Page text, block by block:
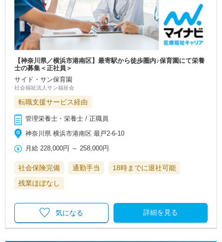
【神奈川県／横浜市港南区】最寄駅から徒歩圏内♪保育園にて栄養
士の募集＜正社員＞
サイド・サン保育園
社会福祉法人サン福祉会
転職支援サービス経由
管理栄養士・栄養士 / 正職員
神奈川県 横浜市港南区 最戸2‐6‐10
月給 228,000円 ～258,000円
社会保険完備 通勤手当
18時までに退社可能
残業ほぼなし
詳細を見る
気になる